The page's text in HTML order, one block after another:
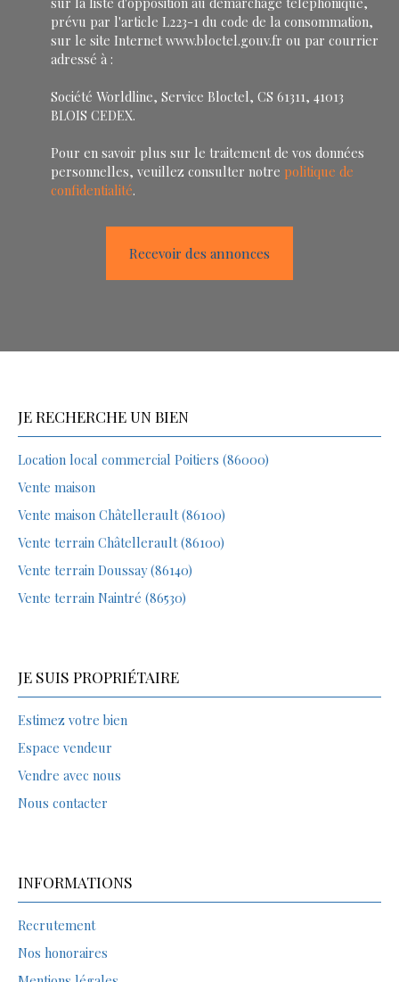
prévu par l'article L223-1 du code de la consommation,
sur le site Internet www.bloctel.gouv.fr ou par courrier
adressé à :
Société Worldline, Service Bloctel, CS 61311, 41013
BLOIS CEDEX.
Pour en savoir plus sur le traitement de vos données
personnelles, veuillez consulter notre politique de
confidentialité.
Recevoir des annonces
JE RECHERCHE UN BIEN
Location local commercial Poitiers (86000)
Vente maison
Vente maison Châtellerault (86100)
Vente terrain Châtellerault (86100)
Vente terrain Doussay (86140)
Vente terrain Naintré (86530)
JE SUIS PROPRIÉTAIRE
Estimez votre bien
Espace vendeur
Vendre avec nous
Nous contacter
INFORMATIONS
Recrutement
Nos honoraires